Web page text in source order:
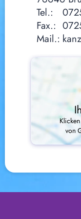
Tel.:
Fax.:
Mail.:
von